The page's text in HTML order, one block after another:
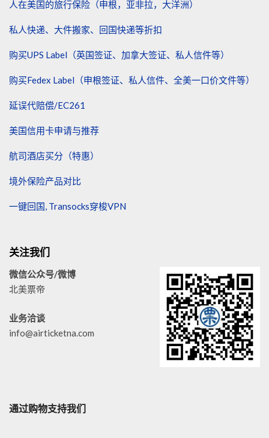
人在美国的旅行保险（申根，亚非拉，大洋洲）
私人快递、大件搬家、回国快递等折扣
购买UPS Label（英国签证、加拿大签证、私人信件等）
购买Fedex Label（申根签证、私人信件、全美一口价文件等）
延误代赔偿/EC261
美国信用卡申请与推荐
航司酒店买分（特惠）
境外保险产品对比
一键回国, Transocks穿梭VPN
关注我们
微信公众号/微博
北美票帝
业务洽谈
info@airticketna.com
通过购物支持我们